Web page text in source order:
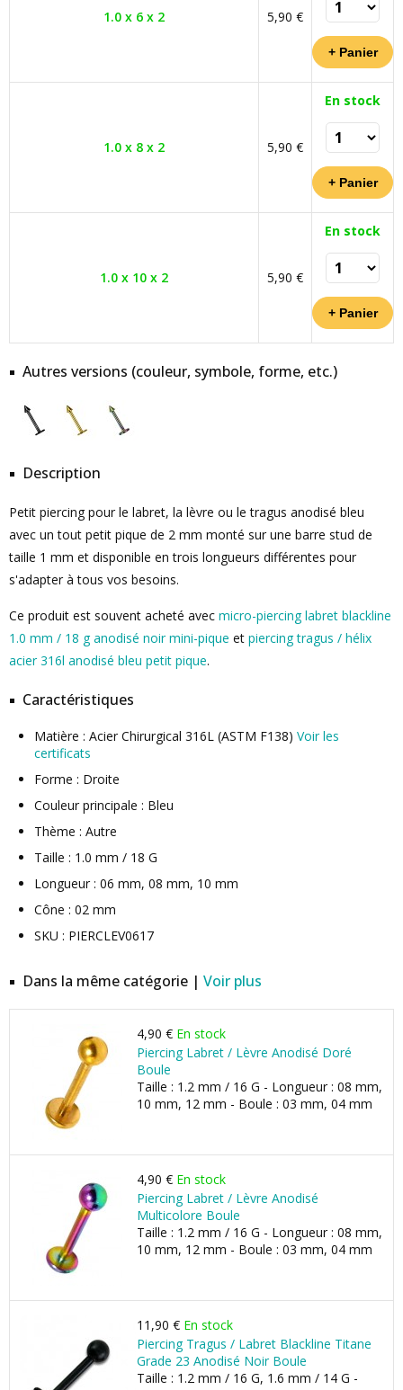
1.0 x 6 x 2 5,90 €
1.0 x 8 x 2 5,90 €
En stock
1.0 x 10 x 2 5,90 €
En stock
Autres versions (couleur, symbole, forme, etc.)
Description
Petit piercing pour le labret, la lèvre ou le tragus anodisé bleu
avec un tout petit pique de 2 mm monté sur une barre stud de
taille 1 mm et disponible en trois longueurs différentes pour
s'adapter à tous vos besoins.
Ce produit est souvent acheté avec micro-piercing labret blackline
1.0 mm / 18 g anodisé noir mini-pique et piercing tragus / hélix
acier 316l anodisé bleu petit pique.
Caractéristiques
Matière : Acier Chirurgical 316L (ASTM F138) Voir les
certificats
Forme : Droite
Couleur principale : Bleu
Thème : Autre
Taille : 1.0 mm / 18 G
Longueur : 06 mm, 08 mm, 10 mm
Cône : 02 mm
SKU : PIERCLEV0617
Dans la même catégorie | Voir plus
4,90 € En stock
Piercing Labret / Lèvre Anodisé Doré
Boule
Taille : 1.2 mm / 16 G - Longueur : 08 mm,
10 mm, 12 mm - Boule : 03 mm, 04 mm
4,90 € En stock
Piercing Labret / Lèvre Anodisé
Multicolore Boule
Taille : 1.2 mm / 16 G - Longueur : 08 mm,
10 mm, 12 mm - Boule : 03 mm, 04 mm
11,90 € En stock
Piercing Tragus / Labret Blackline Titane
Grade 23 Anodisé Noir Boule
Taille : 1.2 mm / 16 G, 1.6 mm / 14 G -